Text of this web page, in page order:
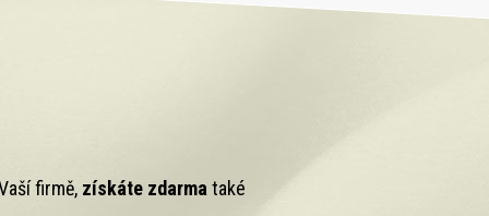
firmě, získáte zdarma také